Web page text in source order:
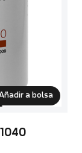
a bolsa